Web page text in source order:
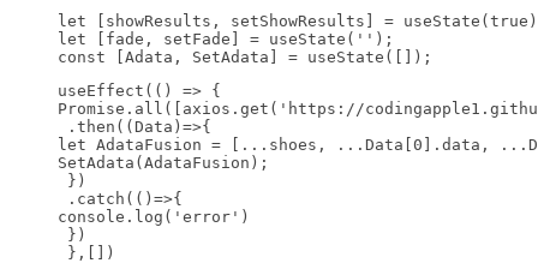
let [showResults, setShowResults] =
let [fade, setFade] = useState('');
const [Adata, SetAdata] = useState([]);
useEffect(() => {
Promise.all([axios.get('https://
.then((Data)=>{
let AdataFusion = [...shoes, ...Data[0].data,
SetAdata(AdataFusion);
})
.catch(()=>{
console.log('error')
})
},[])